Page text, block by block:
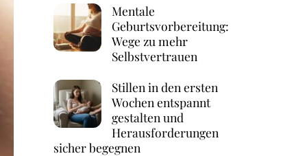
Mentale
Geburtsvorbereitung:
Wege zu mehr
Selbstvertrauen
Stillen in den ersten
Wochen entspannt
gestalten und
Herausforderungen
sicher begegnen